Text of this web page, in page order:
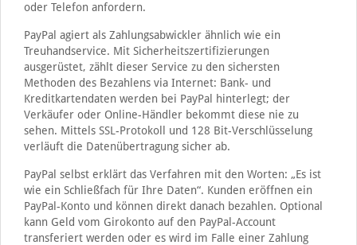
oder Telefon anfordern.
PayPal agiert als Zahlungsabwickler ähnlich wie ein
Treuhandservice. Mit Sicherheitszertifizierungen
ausgerüstet, zählt dieser Service zu den sichersten
Methoden des Bezahlens via Internet: Bank- und
Kreditkartendaten werden bei PayPal hinterlegt; der
Verkäufer oder Online-Händler bekommt diese nie zu
sehen. Mittels SSL-Protokoll und 128 Bit-Verschlüsselung
verläuft die Datenübertragung sicher ab.
PayPal selbst erklärt das Verfahren mit den Worten: „Es ist
wie ein Schließfach für Ihre Daten“. Kunden eröffnen ein
PayPal-Konto und können direkt danach bezahlen. Optional
kann Geld vom Girokonto auf den PayPal-Account
transferiert werden oder es wird im Falle einer Zahlung